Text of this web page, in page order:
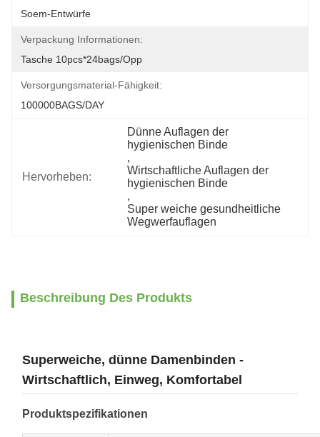
Soem-Entwürfe
Verpackung Informationen:
Tasche 10pcs*24bags/opp
Versorgungsmaterial-Fähigkeit:
100000BAGS/DAY
Hervorheben:
Dünne Auflagen der
hygienischen Binde
,
Wirtschaftliche Auflagen der
hygienischen Binde
,
Super weiche gesundheitliche
Wegwerfauflagen
Beschreibung Des Produkts
Superweiche, dünne Damenbinden -
Wirtschaftlich, Einweg, Komfortabel
Produktspezifikationen